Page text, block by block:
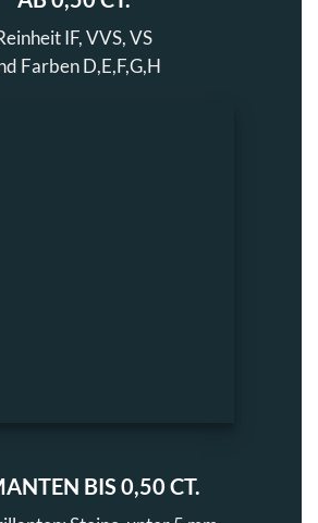
IF, VVS, VS
Farben D,E,F,G,H
BIS 0,50 CT.